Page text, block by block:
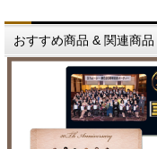
おすすめ商品 & 関連商品